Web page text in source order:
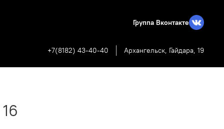
Группа Вконтакте
+7(8182) 43-40-40 Архангельск, Гайдара, 19